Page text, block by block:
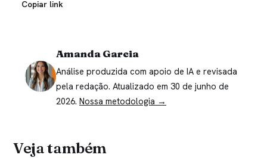
Copiar link
Amanda Garcia
Análise produzida com apoio de IA e revisada
pela redação. Atualizado em 30 de junho de
2026. Nossa metodologia →
Veja também